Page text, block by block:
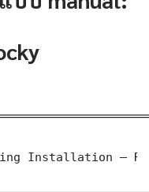
Installation —